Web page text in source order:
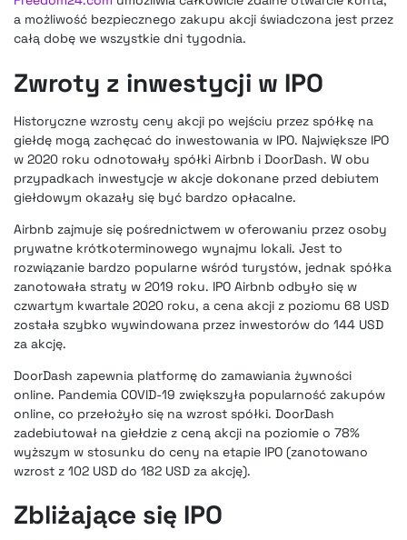
a możliwość bezpiecznego zakupu akcji świadczona jest przez
całą dobę we wszystkie dni tygodnia.
Zwroty z inwestycji w IPO
Historyczne wzrosty ceny akcji po wejściu przez spółkę na
giełdę mogą zachęcać do inwestowania w IPO. Największe IPO
w 2020 roku odnotowały spółki Airbnb i DoorDash. W obu
przypadkach inwestycje w akcje dokonane przed debiutem
giełdowym okazały się być bardzo opłacalne.
Airbnb zajmuje się pośrednictwem w oferowaniu przez osoby
prywatne krótkoterminowego wynajmu lokali. Jest to
rozwiązanie bardzo popularne wśród turystów, jednak spółka
zanotowała straty w 2019 roku. IPO Airbnb odbyło się w
czwartym kwartale 2020 roku, a cena akcji z poziomu 68 USD
została szybko wywindowana przez inwestorów do 144 USD
za akcję.
DoorDash zapewnia platformę do zamawiania żywności
online. Pandemia COVID-19 zwiększyła popularność zakupów
online, co przełożyło się na wzrost spółki. DoorDash
zadebiutował na giełdzie z ceną akcji na poziomie o 78%
wyższym w stosunku do ceny na etapie IPO (zanotowano
wzrost z 102 USD do 182 USD za akcję).
Zbliżające się IPO